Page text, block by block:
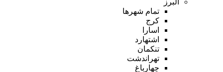
تمام شهر‌ها
کرج
اسارا
اشتهارد
تنکمان
تهراندشت
چهارباغ